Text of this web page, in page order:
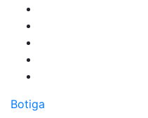
contingut
Botiga